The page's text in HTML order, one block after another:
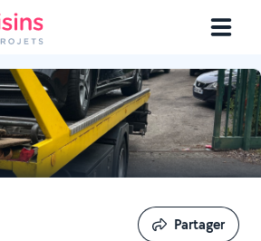
Partager
Partager